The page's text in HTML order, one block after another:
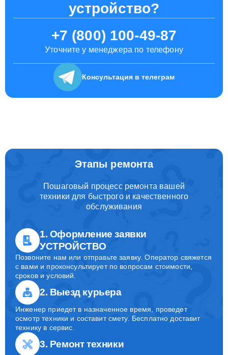
устройство?
+7 (800) 100-49-87
Уточните у менеджера по телефону
Консультация в телеграм
Этапы ремонта
Пошаговый процесс ремонта вашей
техники для быстрого и качественного
обслуживания
1. Оформление заявки
УСТРОЙСТВО
Позвоните нам или отправьте заявку. Оператор свяжется
с вами и проконсультирует по вопросам стоимости,
сроков и условий.
2. Выезд курьера
Инженер приедет в назначенное время, проведет
осмотр техники и составит смету. Бесплатно доставит
технику в сервис.
3. Ремонт техники